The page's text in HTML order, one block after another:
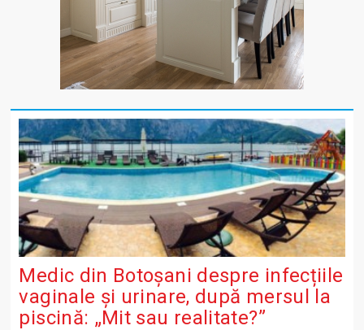
Medic din Botoșani despre infecțiile
vaginale și urinare, după mersul la
piscină: „Mit sau realitate?”